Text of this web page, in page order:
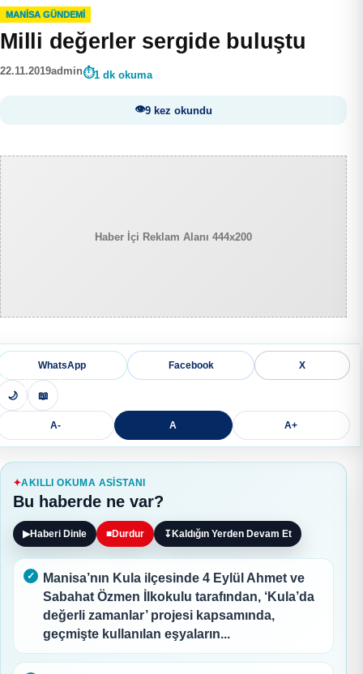
MANISA GÜNDEMI
Milli değerler sergide buluştu
22.11.2019admin 1 dk okuma
9 kez okundu
Haber İçi Reklam Alanı 444x200
WhatsApp Facebook X
🌙 📖
A- A A+
AKILLI OKUMA ASISTANI
Bu haberde ne var?
▶Haberi Dinle ■Durdur ↧ Kaldığın Yerden Devam Et
Manisa’nın Kula ilçesinde 4 Eylül Ahmet ve
Sabahat Özmen İlkokulu tarafından, ‘Kula’da
değerli zamanlar’ projesi kapsamında,
geçmişte kullanılan eşyaların...